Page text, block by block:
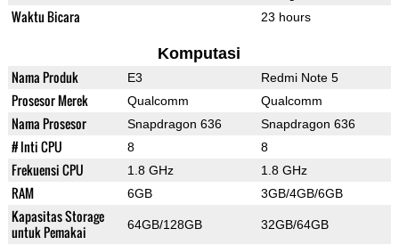
Waktu Bicara 23 hours
Komputasi
Nama Produk E3 Redmi Note 5
Prosesor Merek Qualcomm Qualcomm
Nama Prosesor Snapdragon 636 Snapdragon 636
# Inti CPU 8 8
Frekuensi CPU 1.8 GHz 1.8 GHz
RAM 6GB 3GB/4GB/6GB
Kapasitas Storage
untuk Pemakai
64GB/128GB 32GB/64GB